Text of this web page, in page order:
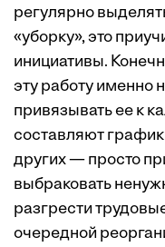
регулярно
«уборку», это
инициативы.
эту работу именно
привязывать ее к
составляют
других — просто
выбраковать
разгрести
очередной